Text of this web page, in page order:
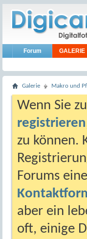
Forum GALERIE
Galerie Makro und
Wenn Sie
registrieren
zu können.
Forums
aber ein
oft, einige